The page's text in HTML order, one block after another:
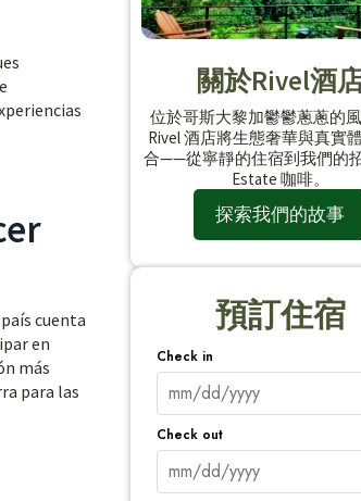
cuenta
en
más
para las
關於Rivel酒
位於哥斯大黎加鬱鬱蔥蔥的
Rivel 酒店將生態奢華與真實
合——從寧靜的住宿到我們的
Estate 咖啡。
探索我們的故事
預訂住宿
Check in
Check out